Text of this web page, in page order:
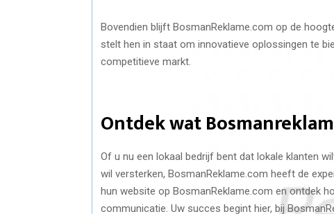
Bovendien blijft BosmanReklame.com op de
stelt hen in staat om innovatieve oplossingen te
competitieve markt.
Ontdek wat
Of u nu een lokaal bedrijf bent dat lokale klanten
wil versterken, BosmanReklame.com heeft de
hun website op BosmanReklame.com en ontdek
communicatie. Uw succes begint hier, bij